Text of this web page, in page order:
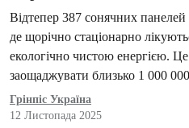
лікарню сонячними
Відтепер 387 сонячних
де щорічно стаціонарно
екологічно чистою енергією.
заощаджувати близько 1 000
Грінпіс Україна
12 Листопада 2025